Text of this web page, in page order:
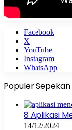
Facebook
X
YouTube
Instagram
WhatsApp
Populer Sepekan
8 Aplikasi
14/12/2024